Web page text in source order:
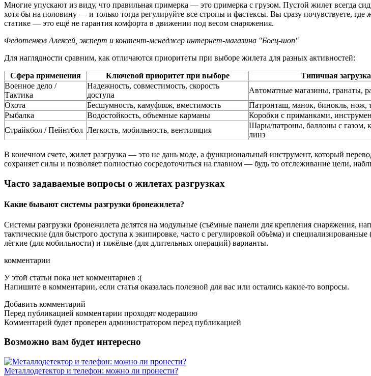
Многие упускают из виду, что правильная примерка — это примерка с грузом. Пустой жилет всегда
хотя бы на половину — и только тогда регулируйте все стропы и фастексы. Вы сразу почувствуете, где
статике — это ещё не гарантия комфорта в движении под весом снаряжения.
Федотенков Алексей, эксперт и контент-менеджер интернет-магазина "Боец-шоп"
Для наглядности сравним, как отличаются приоритеты при выборе жилета для разных активностей:
Сфера применения Ключевой приоритет при выборе Типичная
Военное дело /
Тактика
Надежность, совместимость, скорость
доступа
Автоматные магазины, гранаты,
Охота
Бесшумность, камуфляж, вместимость Патронташ, манок, бинокль, нож,
Рыбалка
Водостойкость, объемные карманы Коробки с приманками,
Страйкбол / Пейнтбол Легкость, мобильность, вентиляция
Шары/патроны, баллоны с газом,
линз
В конечном счете, жилет разгрузка — это не дань моде, а функциональный инструмент, который
сохраняет силы и позволяет полностью сосредоточиться на главном — будь то отслеживание цели,
Часто задаваемые вопросы о жилетах разгрузках
Какие бывают системы разгрузки бронежилета?
Системы разгрузки бронежилета делятся на модульные (съёмные панели для крепления
тактические (для быстрого доступа к экипировке, часто с регулировкой объёма) и
лёгкие (для мобильности) и тяжёлые (для длительных операций) варианты.
комментарии
У этой статьи пока нет комментариев :(
Напишите в комментарии, если статья оказалась полезной для вас или остались какие-то вопросы.
Добавить комментарий
Перед публикацией комментарии проходят модерацию
Комментарий будет проверен администратором перед публикацией
Возможно вам будет интересно
Металлодетектор и телефон: можно ли пронести?